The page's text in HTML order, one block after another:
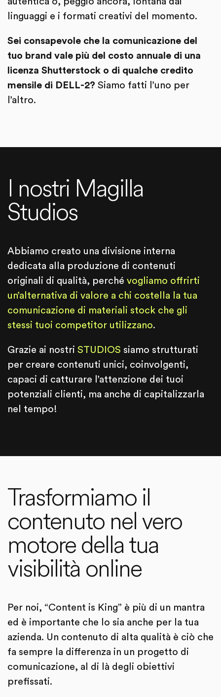
linguaggi e i formati creativi del momento.
Sei consapevole che la comunicazione del
tuo brand vale più del costo annuale di una
licenza Shutterstock o di qualche credito
mensile di DELL-2? Siamo fatti l’uno per
l’altro.
I nostri Magilla
Studios
Abbiamo creato una divisione interna
dedicata alla produzione di contenuti
originali di qualità, perché vogliamo offrirti
un’alternativa di valore a chi costella la tua
comunicazione di materiali stock che gli
stessi tuoi competitor utilizzano.
Grazie ai nostri STUDIOS siamo strutturati
per creare contenuti unici, coinvolgenti,
capaci di catturare l’attenzione dei tuoi
potenziali clienti, ma anche di capitalizzarla
nel tempo!
Trasformiamo il
contenuto nel vero
motore della tua
visibilità online
Per noi, “Content is King” è più di un mantra
ed è importante che lo sia anche per la tua
azienda. Un contenuto di alta qualità è ciò che
fa sempre la differenza in un progetto di
comunicazione, al di là degli obiettivi
prefissati.